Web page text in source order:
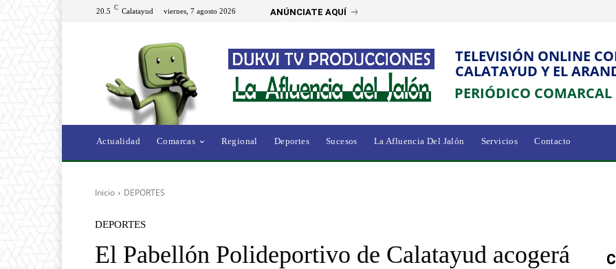
20.5 C Calatayud viernes, 7 agosto 2026 ANÚNCIATE AQUÍ
TELEVISIÓN ONLINE
CALATAYUD Y EL
PERIÓDICO
Actualidad Comarcas Regional Deportes Sucesos La Afluencia Del Jalón Servicios Contacto
Inicio DEPORTES
DEPORTES
El Pabellón Polideportivo de Calatayud acogerá